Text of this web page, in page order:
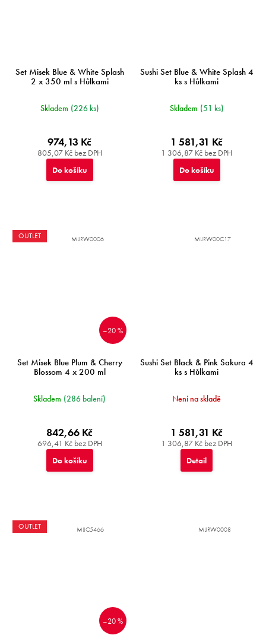
Set Misek Blue & White Splash
2 x 350 ml s Hůlkami
Skladem (226 ks)
805,07 Kč bez DPH
974,13 Kč
Do košíku
Sushi Set Blue & White Splash 4
ks s Hůlkami
Skladem (51 ks)
1 306,87 Kč bez DPH
1 581,31 Kč
Do košíku
OUTLET
–20 %
Set Misek Blue Plum & Cherry
Blossom 4 x 200 ml
Skladem (286 balení)
696,41 Kč bez DPH
842,66 Kč
Do košíku
MIJRW0006
Sushi Set Black & Pink Sakura 4
ks s Hůlkami
Není na skladě
1 306,87 Kč bez DPH
1 581,31 Kč
Detail
MIJRW00C17
OUTLET
–20 %
MIJC5466 MIJRW0008